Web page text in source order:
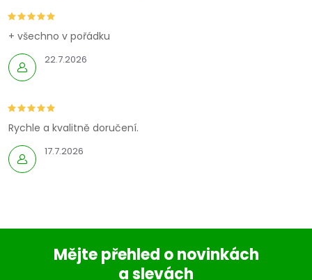
22.7.2026
+ všechno v pořádku
17.7.2026
Rychle a kvalitně doručení.
Mějte přehled o novinkách
a slevách